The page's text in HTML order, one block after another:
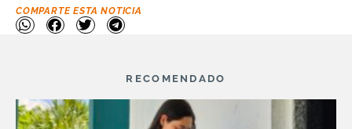
COMPARTE ESTA NOTICIA
RECOMENDADO